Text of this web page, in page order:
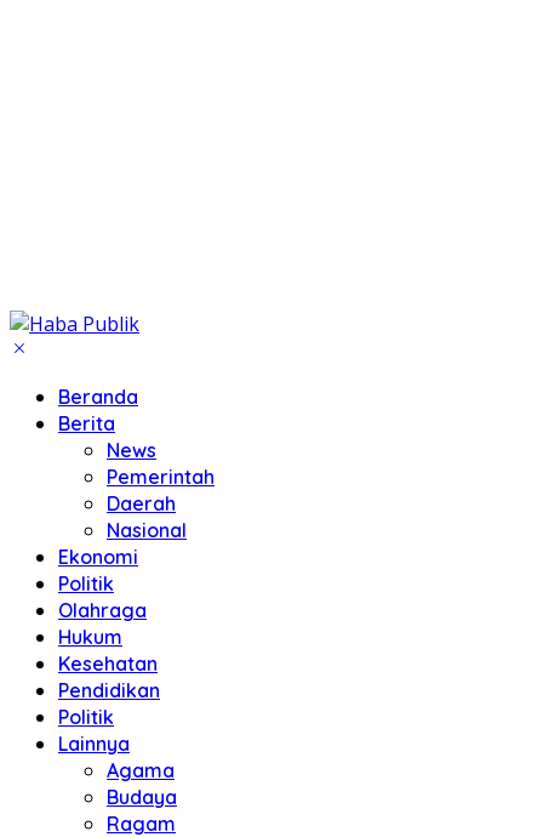
Beranda
Berita
News
Pemerintah
Daerah
Nasional
Ekonomi
Politik
Olahraga
Hukum
Kesehatan
Pendidikan
Politik
Lainnya
Agama
Budaya
Ragam